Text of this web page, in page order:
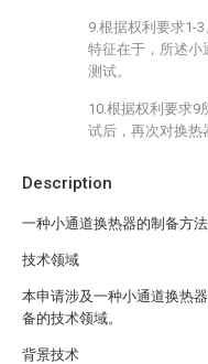
Description
一种小通道换热器的制备方法
技术领域
本申请涉及一种小通道换热
备的技术领域。
背景技术
9.根据权利要求1-
特征在于，所述小
测试。
10.根据权利要求9
试后，再次对换热